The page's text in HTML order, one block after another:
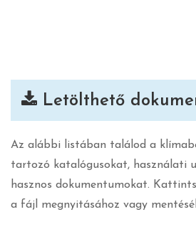
Letölthető
Az alábbi listában találod a
tartozó katalógusokat, használati
hasznos dokumentumokat.
a fájl megnyitásához vagy